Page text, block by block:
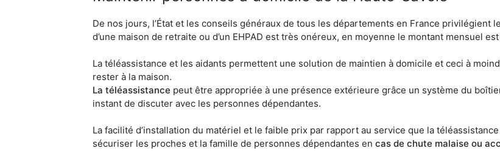
De nos jours, l’État et les conseils généraux de tous les départements en France privilégient
d’une maison de retraite ou d’un EHPAD est très onéreux, en moyenne le montant mensuel
La téléassistance et les aidants permettent une solution de maintien à domicile et ceci à
rester à la maison.
La téléassistance peut être appropriée à une présence extérieure grâce un système du
instant de discuter avec les personnes dépendantes.
La facilité d’installation du matériel et le faible prix par rapport au service que la
sécuriser les proches et la famille de personnes dépendantes en cas de chute malaise ou